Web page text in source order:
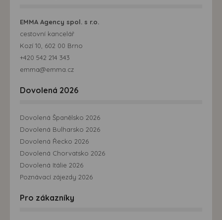
EMMA Agency spol. s r.o.
cestovní kancelář
Kozí 10, 602 00 Brno
+420 542 214 343
emma@emma.cz
Dovolená 2026
Dovolená Španělsko 2026
Dovolená Bulharsko 2026
Dovolená Řecko 2026
Dovolená Chorvatsko 2026
Dovolená Itálie 2026
Poznávací zájezdy 2026
Pro zákazníky